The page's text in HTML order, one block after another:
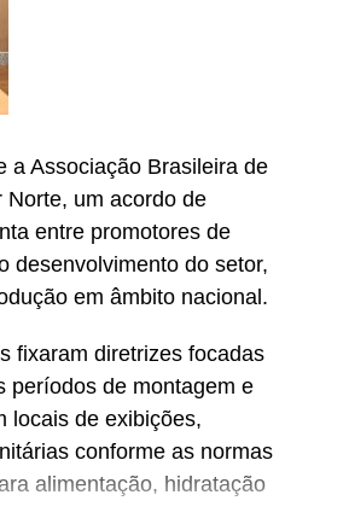
a Associação Brasileira de
Norte, um acordo de
entre promotores de
desenvolvimento do setor,
em âmbito nacional.
fixaram diretrizes focadas
períodos de montagem e
locais de exibições,
conforme as normas
alimentação, hidratação